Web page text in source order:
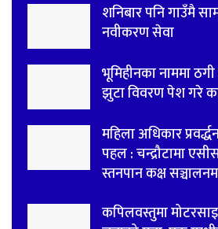
शनिबार पनि गाउँमै
नवीकरण सेवा
भूमिहीनका नाममा
झुटा विवरण पेश गरे
महिला अधिकार
पहल : चन्द्रौटामा
स्तनपान कक्ष
कपिलवस्तुमा